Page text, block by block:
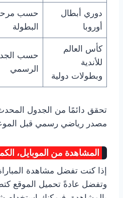
دوري أبطال
أوروبا
حسب
البطولة
كأس العالم
للأندية
وبطولات دولية
حسب
الرسمي
تحقق دائمًا من الجدول
مصدر رياضي رسمي قبل
المشاهدة من الموبايل،
إذا كنت تفضل مشاهدة
وتفضل عادةً تحميل الموقع